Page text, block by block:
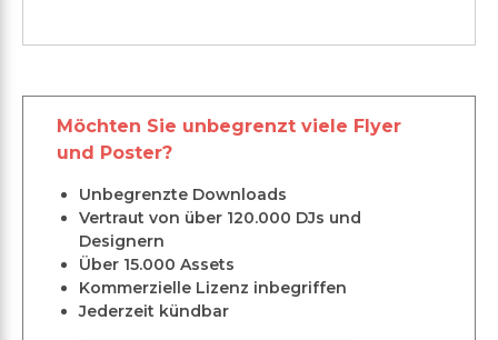
Möchten Sie unbegrenzt viele Flyer
und Poster?
Unbegrenzte Downloads
Vertraut von über 120.000 DJs und
Designern
Über 15.000 Assets
Kommerzielle Lizenz inbegriffen
Jederzeit kündbar